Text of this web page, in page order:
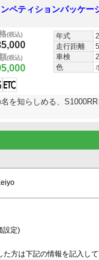
ペティションパッケー
(税込)
(税込)
年式
走行距離
車検
色
を知らしめる、
設定)
た方は下記の情報を記入して